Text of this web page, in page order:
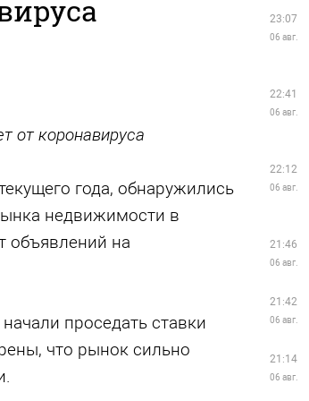
от коронавируса
года, обнаружились
недвижимости в
объявлений на
проседать ставки
что рынок сильно
23:07
06 авг.
22:41
06 авг.
22:12
06 авг.
21:46
06 авг.
21:42
06 авг.
21:14
06 авг.